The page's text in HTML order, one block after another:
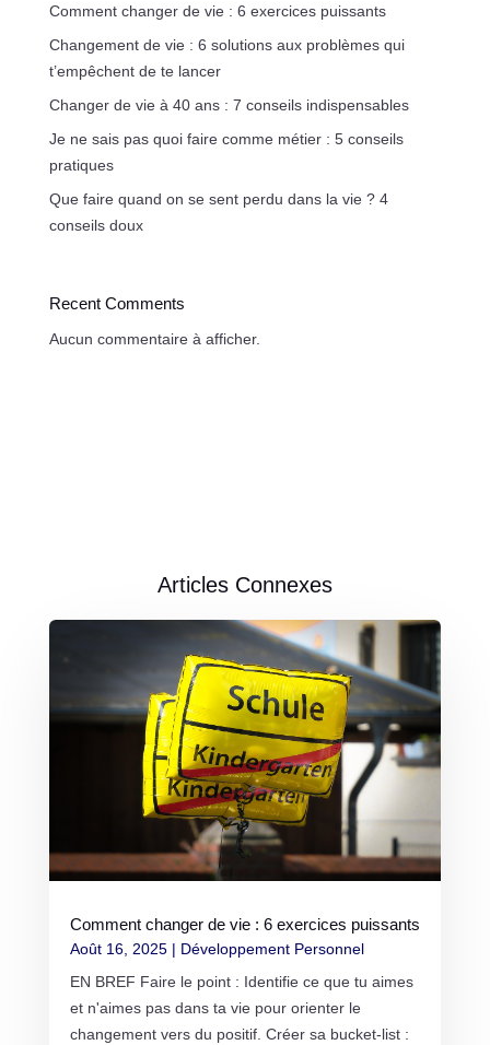
Comment changer de vie : 6 exercices puissants
Changement de vie : 6 solutions aux problèmes qui
t’empêchent de te lancer
Changer de vie à 40 ans : 7 conseils indispensables
Je ne sais pas quoi faire comme métier : 5 conseils
pratiques
Que faire quand on se sent perdu dans la vie ? 4
conseils doux
Recent Comments
Aucun commentaire à afficher.
Articles Connexes
Comment changer de vie : 6 exercices puissants
Août 16, 2025| Développement Personnel
EN BREF Faire le point : Identifie ce que tu aimes
et n'aimes pas dans ta vie pour orienter le
changement vers du positif. Créer sa bucket-list :